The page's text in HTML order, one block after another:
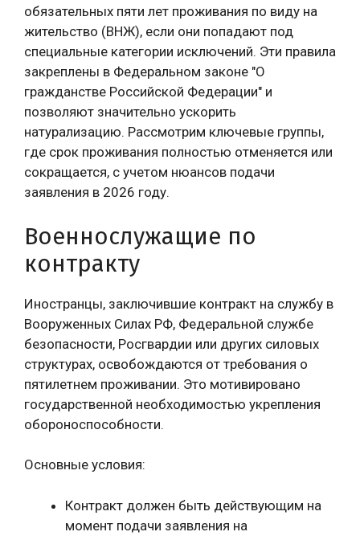
обязательных пяти лет проживания по виду на
жительство (ВНЖ), если они попадают под
специальные категории исключений. Эти правила
закреплены в Федеральном законе "О
гражданстве Российской Федерации" и
позволяют значительно ускорить
натурализацию. Рассмотрим ключевые группы,
где срок проживания полностью отменяется или
сокращается, с учетом нюансов подачи
заявления в 2026 году.
Военнослужащие по
контракту
Иностранцы, заключившие контракт на службу в
Вооруженных Силах РФ, Федеральной службе
безопасности, Росгвардии или других силовых
структурах, освобождаются от требования о
пятилетнем проживании. Это мотивировано
государственной необходимостью укрепления
обороноспособности.
Основные условия:
Контракт должен быть действующим на
момент подачи заявления на